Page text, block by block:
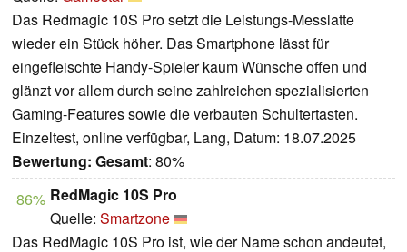
Das Redmagic 10S Pro setzt die Leistungs-Messlatte
wieder ein Stück höher. Das Smartphone lässt für
eingefleischte Handy-Spieler kaum Wünsche offen und
glänzt vor allem durch seine zahlreichen spezialisierten
Gaming-Features sowie die verbauten Schultertasten.
Einzeltest, online verfügbar, Lang, Datum: 18.07.2025
Bewertung: Gesamt: 80%
86% RedMagic 10S Pro
Quelle: Smartzone
Das RedMagic 10S Pro ist, wie der Name schon andeutet,